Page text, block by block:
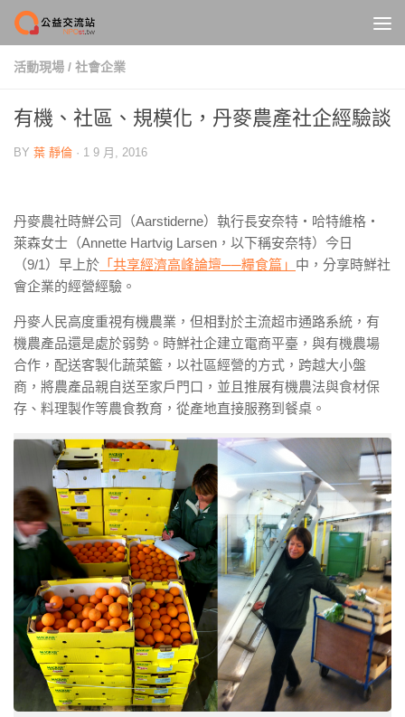
Skip to content
活動現場 / 社會企業
有機、社區、規模化，丹麥農產社企經驗談
BY 葉 靜倫 · 1 9 月, 2016
丹麥農社時鮮公司（Aarstiderne）執行長安奈特‧哈特維格‧
萊森女士（Annette Hartvig Larsen，以下稱安奈特）今日
（9/1）早上於 「共享經濟高峰論壇──糧食篇」 中，分享時鮮社
會企業的經營經驗。
丹麥人民高度重視有機農業，但相對於主流超市通路系統，有
機農產品還是處於弱勢。時鮮社企建立電商平臺，與有機農場
合作，配送客製化蔬菜籃，以社區經營的方式，跨越大小盤
商，將農產品親自送至家戶門口，並且推展有機農法與食材保
存、料理製作等農食教育，從產地直接服務到餐桌。